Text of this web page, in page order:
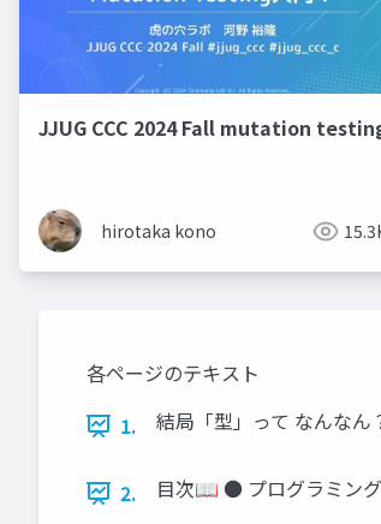
JJUG CCC 2024 Fall mutation
hirotaka kono
各ページのテキスト
1.
結局「型」って なんなん
2. 目次📖 ● プログラミン